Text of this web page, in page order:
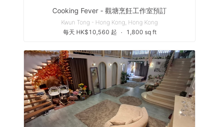
Cooking Fever - 觀塘烹飪工作室預訂
Kwun Tong - Hong Kong, Hong Kong
每天 HK$10,560 起
∙ 1,800 sq ft